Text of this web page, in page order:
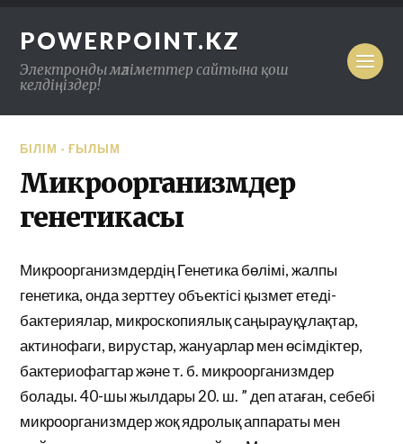
POWERPOINT.KZ
Электронды мәліметтер сайтына қош
келдіңіздер!
БІЛІМ - ҒЫЛЫМ
Микроорганизмдер
генетикасы
Микроорганизмдердің Генетика бөлімі, жалпы
генетика, онда зерттеу объектісі қызмет етеді-
бактериялар, микроскопиялық саңырауқұлақтар,
актинофаги, вирустар, жануарлар мен өсімдіктер,
бактериофагтар және т. б. микроорганизмдер
болады. 40-шы жылдары 20. ш. ” деп атаған, себебі
микроорганизмдер жоқ ядролық аппараты мен